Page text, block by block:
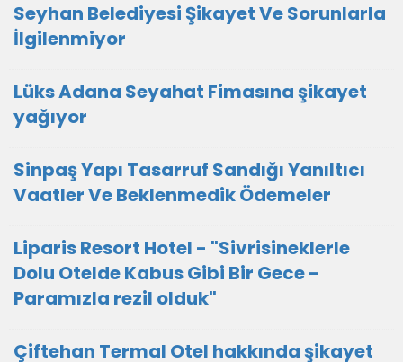
Seyhan Belediyesi Şikayet Ve Sorunlarla
İlgilenmiyor
Lüks Adana Seyahat Fimasına şikayet
yağıyor
Sinpaş Yapı Tasarruf Sandığı Yanıltıcı
Vaatler Ve Beklenmedik Ödemeler
Liparis Resort Hotel - "Sivrisineklerle
Dolu Otelde Kabus Gibi Bir Gece -
Paramızla rezil olduk"
Çiftehan Termal Otel hakkında şikayet